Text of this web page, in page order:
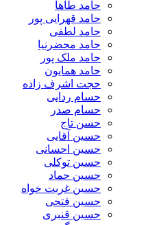
حامد طاها
حامد قهرایی پور
حامد لطفی
حامد محضرنیا
حامد ملک پور
حامد همایون
حجت اشرف زاده
حسام ردایی
حسام صدر
حسن تاج
حسین آقایی
حسین احسانی
حسین توکلی
حسین حماد
حسین غربت خواه
حسین فتحی
حسین قنبری